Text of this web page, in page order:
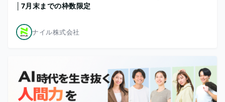
│7月末までの枠数限定
ナイル株式会社